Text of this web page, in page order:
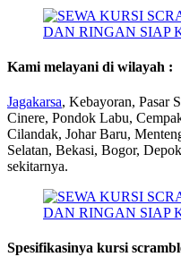
Kami melayani di wilayah :
Jagakarsa, Kebayoran, Pasar
Cinere, Pondok Labu,
Cilandak, Johar Baru,
Selatan, Bekasi, Bogor,
sekitarnya.
Spesifikasinya kursi